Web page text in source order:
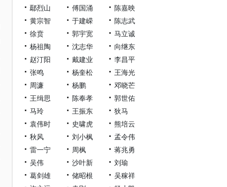
鄢烈山
傅国涌
陈嘉映
黄宗智
于建嵘
陈志武
徐贲
郭宇宽
马立诚
杨祖陶
沈志华
向继东
赵汀阳
戴建业
李昌平
张鸣
杨奎松
王海光
周濂
杨鹏
邓晓芒
王缉思
陈奉孝
郭世佑
马玲
王振东
狄马
袁伟时
史啸虎
熊培云
秋风
刘小枫
孟令伟
雷一宁
周枫
蒋兆勇
吴伟
沙叶新
刘瑜
葛剑雄
储昭根
吴稼祥